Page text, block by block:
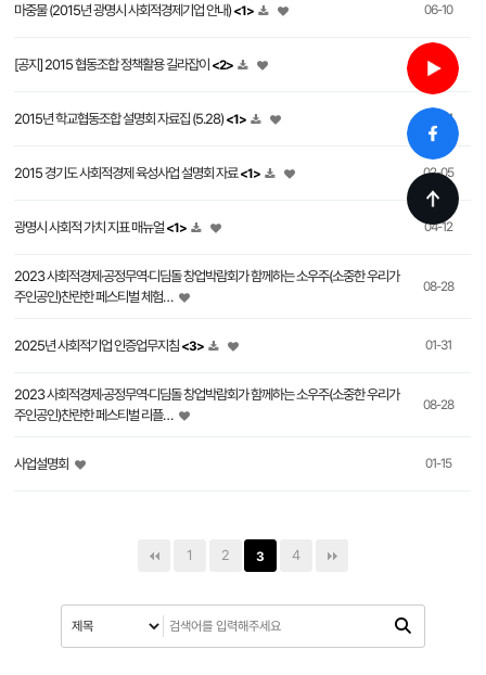
마중물 (2015년 광명시 사회적경제기업 안내)<1> 06-10
[공지] 2015 협동조합 정책활용 길라잡이 <2> 05-12
2015년 학교협동조합 설명회 자료집 (5.28)<1> 06-01
2015 경기도 사회적경제 육성사업 설명회 자료<1> 02-05
광명시 사회적 가치 지표 매뉴얼 <1> 04-12
2023 사회적경제·공정무역·디딤돌 창업박람회가 함께하는 소우주(소중한 우리가
주인공인)찬란한 페스티벌 체험…
08-28
2025년 사회적기업 인증업무지침 <3> 01-31
2023 사회적경제·공정무역·디딤돌 창업박람회가 함께하는 소우주(소중한 우리가
주인공인)찬란한 페스티벌 리플…
08-28
사업설명회 01-15
1 2 3 4